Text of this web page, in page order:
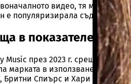
видео, тя може да
е популяризирала
в показателен
през 2023 г. срещу
марката в използването на
Спиърс и Хари Стайлс.